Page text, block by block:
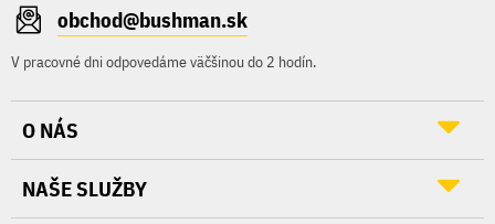
obchod@bushman.sk
V pracovné dni odpovedáme väčšinou do 2 hodín.
O NÁS
NAŠE SLUŽBY